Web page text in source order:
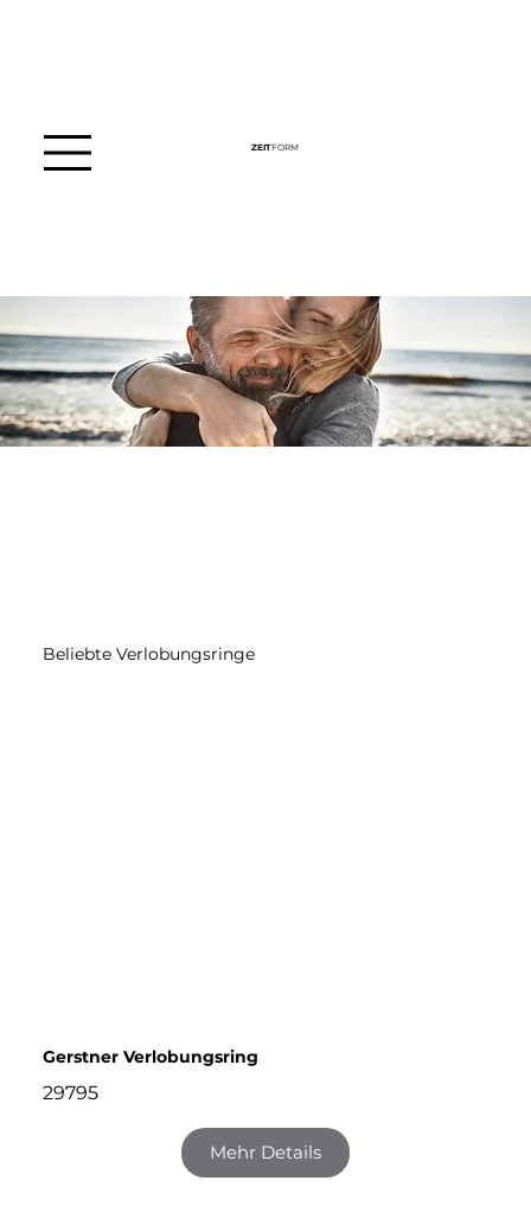
ZEITFORM
Beliebte Verlobungsringe
Gerstner Verlobungsring
29795
Mehr Details